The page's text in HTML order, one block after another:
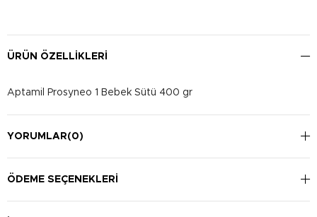
ÜRÜN ÖZELLIKLERI
Aptamil Prosyneo 1 Bebek Sütü 400 gr
YORUMLAR(0)
ÖDEME SEÇENEKLERI